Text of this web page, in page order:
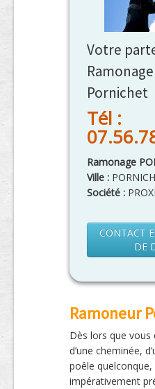
Votre
Pornichet
Tél :
Ramonage
Ville :
Société :
CONTACT
DE
Ramoneur
Dès lors que vous
d’une cheminée,
poêle
impérativement